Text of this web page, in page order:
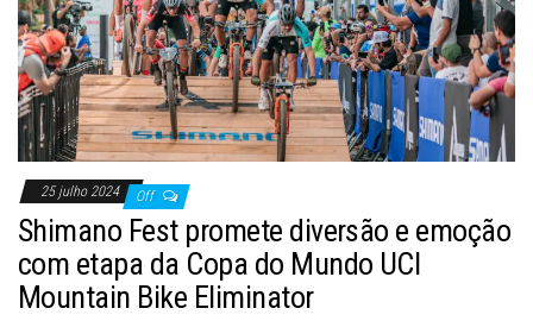
25 julho 2024 Off
Shimano Fest promete diversão e emoção
com etapa da Copa do Mundo UCI
Mountain Bike Eliminator